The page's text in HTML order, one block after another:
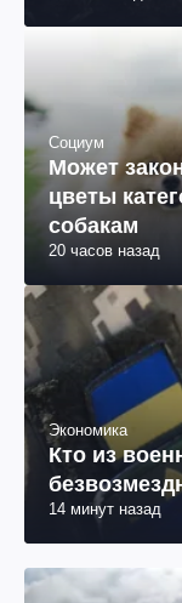
Социум
Может
цветы
собакам
20 часов назад
Экономика
Кто из
14 минут назад